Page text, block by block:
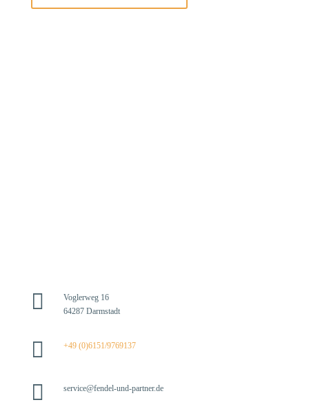

Voglerweg 16
64287 Darmstadt
 +49 (0)6151/9769137
 service@fendel-und-partner.de